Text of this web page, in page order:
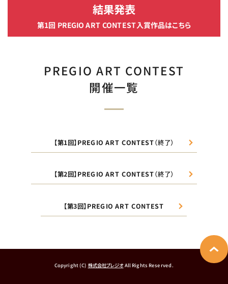
結果発表
第1回 PREGIO ART CONTEST入賞作品はこちら
PREGIO ART CONTEST
開催一覧
【第1回】PREGIO ART CONTEST（終了）
【第2回】PREGIO ART CONTEST（終了）
【第3回】PREGIO ART CONTEST
Copyright (C) 株式会社プレジオAll Rights Reserved.